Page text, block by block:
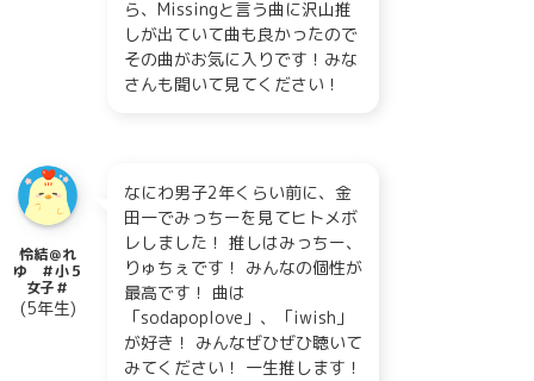
ら、Missingと言う曲に沢山推
しが出ていて曲も良かったので
その曲がお気に入りです！みな
さんも聞いて見てください！
怜結＠れ
ゆ ＃小５
女子＃
(5年生)
なにわ男子2年くらい前に、金
田一でみっちーを見てヒトメボ
レしました！ 推しはみっちー、
りゅちぇです！ みんなの個性が
最高です！ 曲は
「sodapoplove」、「iwish」
が好き！ みんなぜひぜひ聴いて
みてください！ 一生推します！